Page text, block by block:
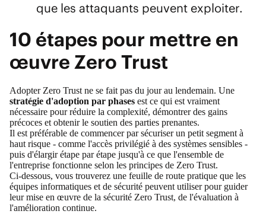
que les attaquants peuvent exploiter.
10 étapes pour mettre en
œuvre Zero Trust
Adopter Zero Trust ne se fait pas du jour au lendemain. Une
stratégie d'adoption par phases est ce qui est vraiment
nécessaire pour réduire la complexité, démontrer des gains
précoces et obtenir le soutien des parties prenantes.
Il est préférable de commencer par sécuriser un petit segment à
haut risque - comme l'accès privilégié à des systèmes sensibles -
puis d'élargir étape par étape jusqu'à ce que l'ensemble de
l'entreprise fonctionne selon les principes de Zero Trust.
Ci-dessous, vous trouverez une feuille de route pratique que les
équipes informatiques et de sécurité peuvent utiliser pour guider
leur mise en œuvre de la sécurité Zero Trust, de l'évaluation à
l'amélioration continue.